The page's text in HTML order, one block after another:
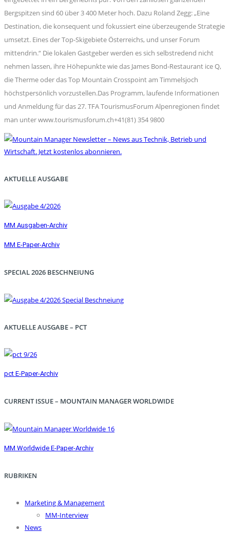
Bergspitzen sind 60 über 3 400 Meter hoch. Dazu Roland Zegg: „Eine
Destination, die konsequent und fokussiert eine überzeugende Strategie
umsetzt. Eines der Top-Skigebiete Österreichs, und unser Forum
mittendrin.“ Die lokalen Gastgeber werden es sich selbstredend nicht
nehmen lassen, ihre Höhepunkte wie das James Bond-Restaurant ice Q,
die Therme oder das Top Mountain Crosspoint am Timmelsjoch
höchstpersönlich vorzustellen.Das Programm, laufende Informationen
und Anmeldung für das 27. TFA TourismusForum Alpenregionen findet
man unter www.tourismusforum.ch+41(81) 354 9800
AKTUELLE AUSGABE
MM Ausgaben-Archiv
MM E-Paper-Archiv
SPECIAL 2026 BESCHNEIUNG
AKTUELLE AUSGABE – PCT
pct E-Paper-Archiv
CURRENT ISSUE – MOUNTAIN MANAGER WORLDWIDE
MM Worldwide E-Paper-Archiv
RUBRIKEN
Marketing & Management
MM-Interview
News